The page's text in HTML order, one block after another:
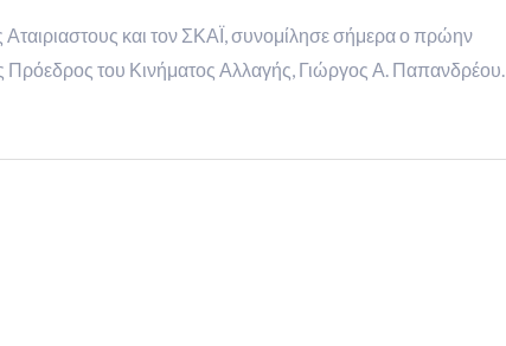
και τον ΣΚΑΪ, συνομίλησε σήμερα ο πρώην
του Κινήματος Αλλαγής, Γιώργος Α. Παπανδρέου.